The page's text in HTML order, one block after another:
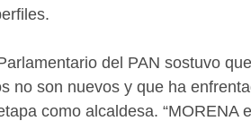
del PAN sostuvo
no son nuevos y que ha
como alcaldesa. “MORENA